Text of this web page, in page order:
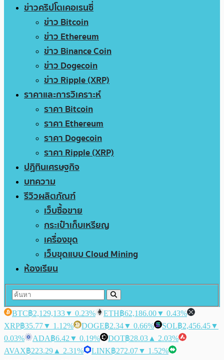
ข่าวคริปโตเคอเรนซี่
ข่าว Bitcoin
ข่าว Ethereum
ข่าว Binance Coin
ข่าว Dogecoin
ข่าว Ripple (XRP)
ราคาและการวิเคราะห์
ราคา Bitcoin
ราคา Ethereum
ราคา Dogecoin
ราคา Ripple (XRP)
ปฏิทินเศรษฐกิจ
บทความ
รีวิวผลิตภัณฑ์
เว็บซื้อขาย
กระเป๋าเก็บเหรียญ
เครื่องขุด
เว็บขุดแบบ Cloud Mining
ห้องเรียน
BTC฿2,129,133▼ 0.23% ETH฿62,186.00▼ 0.43%
XRP฿35.77▼ 1.12% DOGE฿2.34▼ 0.66% SOL฿2,456.45▼
0.03%
ADA฿6.42 ▼ 0.19% DOT฿28.03 ▲ 2.03%
AVAX฿223.29 ▲ 2.31% LINK฿272.07▼ 1.52%